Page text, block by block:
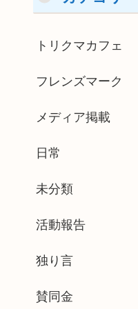
トリクマカフェ
フレンズマーク
メディア掲載
日常
未分類
活動報告
独り言
賛同金